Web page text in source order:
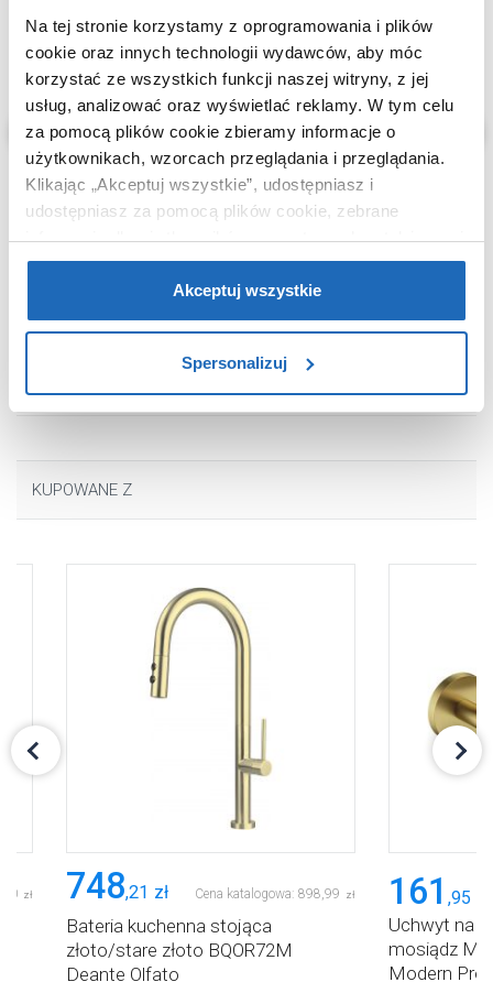
Na tej stronie korzystamy z oprogramowania i plików
cookie oraz innych technologii wydawców, aby móc
korzystać ze wszystkich funkcji naszej witryny, z jej
usług, analizować oraz wyświetlać reklamy. W tym celu
za pomocą plików cookie zbieramy informacje o
użytkownikach, wzorcach przeglądania i przeglądania.
Klikając „Akceptuj wszystkie”, udostępniasz i
udostępniasz za pomocą plików cookie, zebrane
informacje dla użytkowników zewnętrznych, a także nasi
partnerzy reklamowi.Jeśli chcesz, włącz „Tylko
wymagane pliki cookie”.Pamiętaj jednak, że
zablokowane niektóre pliki cookie mogą mieć wpływ na
dlaczego ich przepisy, przejdź do zakładu „Informacje o
Akceptuj wszystkie
Spersonalizuj
Quadron
KUPOWANE Z
00 zł 748,21 zł Cena katalogowa: 898 99 zł
Bateria kuchenna stojąca
złoto/stare złoto BQOR72M
Deante Olfato
161 ,95
Uchwyt na
mosiądz
Modern